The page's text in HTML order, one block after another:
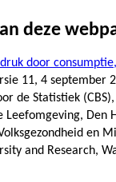
deze
door
11, 4 september
de Statistiek (CBS),
Leefomgeving, Den
en
and Research,